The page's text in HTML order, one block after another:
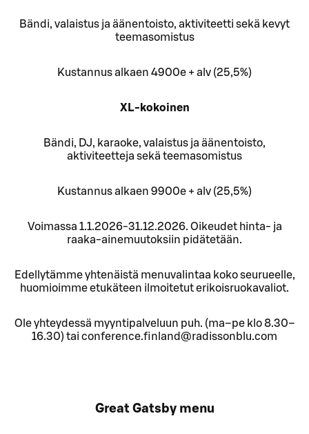
Bändi, valaistus ja äänentoisto, aktiviteetti sekä kevyt
teemasomistus
Kustannus alkaen 4900e + alv (25,5%)
XL-kokoinen
Bändi, DJ, karaoke, valaistus ja äänentoisto,
aktiviteetteja sekä teemasomistus
Kustannus alkaen 9900e + alv (25,5%)
Voimassa 1.1.2026-31.12.2026. Oikeudet hinta- ja
raaka-ainemuutoksiin pidätetään.
Edellytämme yhtenäistä menuvalintaa koko seurueelle,
huomioimme etukäteen ilmoitetut erikoisruokavaliot.
Ole yhteydessä myyntipalveluun puh. (ma–pe klo 8.30–
16.30) tai conference.finland@radissonblu.com
Great Gatsby menu